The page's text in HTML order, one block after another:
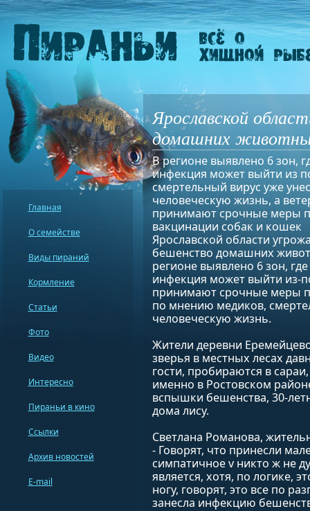
Ярославской
домашних
В регионе выявлено 6 зон,
инфекция может выйти из
смертельный вирус уже
человеческую жизнь, а
принимают срочные меры
вакцинации собак и кошек
Ярославской области
бешенство домашних
регионе выявлено 6 зон,
инфекция может выйти из-
принимают срочные меры
по мнению медиков,
человеческую жизнь.
Жители деревни
зверья в местных лесах
гости, пробираются в
именно в Ростовском
вспышки бешенства, 30-
дома лису.
Светлана Романова,
- Говорят, что принесли
симпатичное v никто ж не
является, хотя, по логике,
ногу, говорят, это все по
занесла инфекцию
Главная
О семействе
Виды пираний
Кормление
Статьи
Фото
Видео
Интересно
Пираньи в кино
Ссылки
Архив новостей
E-mail